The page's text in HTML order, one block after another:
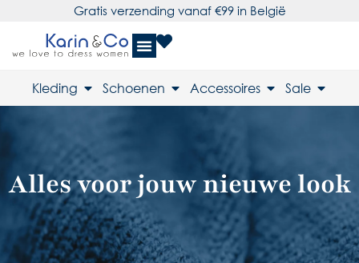
Gratis verzending vanaf €99 in België
Kleding Schoenen Accessoires Sale
Alles voor jouw nieuwe look